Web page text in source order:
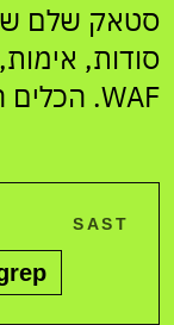
סודות,
WAF. הכלים הנכונים לכל שכבה.
SAST